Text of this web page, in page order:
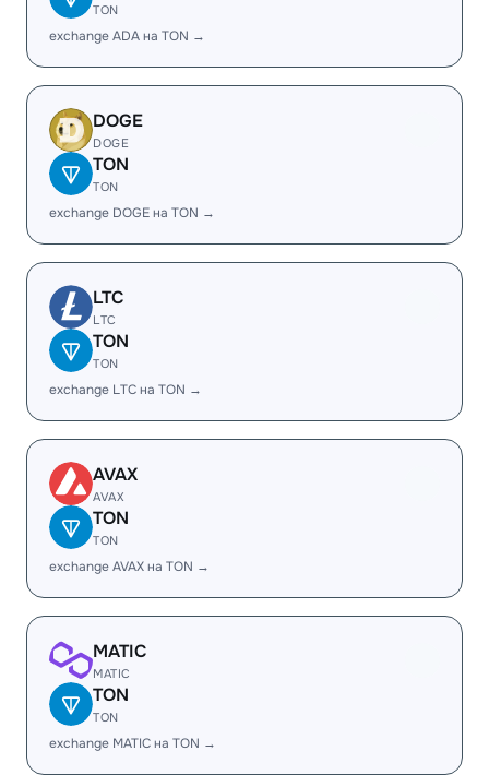
TON
exchange ADA на TON →
DOGE
DOGE
TON
TON
exchange DOGE на TON →
LTC
LTC
TON
TON
exchange LTC на TON →
AVAX
AVAX
TON
TON
exchange AVAX на TON →
MATIC
MATIC
TON
TON
exchange MATIC на TON →